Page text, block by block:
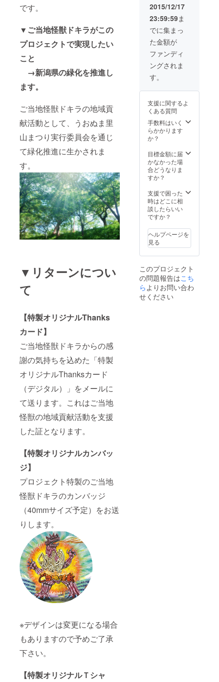
です。
▼ご当地怪獣ドキラがこの
プロジェクトで実現したい
こと
→新潟県の緑化を推進し
ます。
ご当地怪獣ドキラの地域貢
献活動として、うおぬま里
山まつり実行委員会を通じ
て緑化推進に生かされま
す。
▼リターンについ
て
【特製オリジナルThanks
カード】
ご当地怪獣ドキラからの感
謝の気持ちを込めた「特製
オリジナルThanksカード
（デジタル）」をメールに
て送ります。これはご当地
怪獣の地域貢献活動を支援
した証となります。
【特製オリジナルカンバッ
ジ】
プロジェクト特製のご当地
怪獣ドキラのカンバッジ
（40mmサイズ予定）をお送
りします。
※デザインは変更になる場合
もありますので予めご了承
下さい。
【特製オリジナルＴシャ
2015/12/17
23:59:59ま
でに集まっ
た金額が
ファンディ
ングされま
す。
支援に関するよ
くある質問
手数料はいく
らかかります
か？
目標金額に届
かなかった場
合どうなりま
すか？
支援で困った
時はどこに相
談したらいい
ですか？
ヘルプページを
見る
このプロジェクト
の問題報告はこち
ら よりお問い合わ
せください